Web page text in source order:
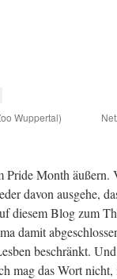
Wuppertal)
Pride Month
davon ausgehe,
diesem Blog zum
damit
beschränkt.
mag das Wort